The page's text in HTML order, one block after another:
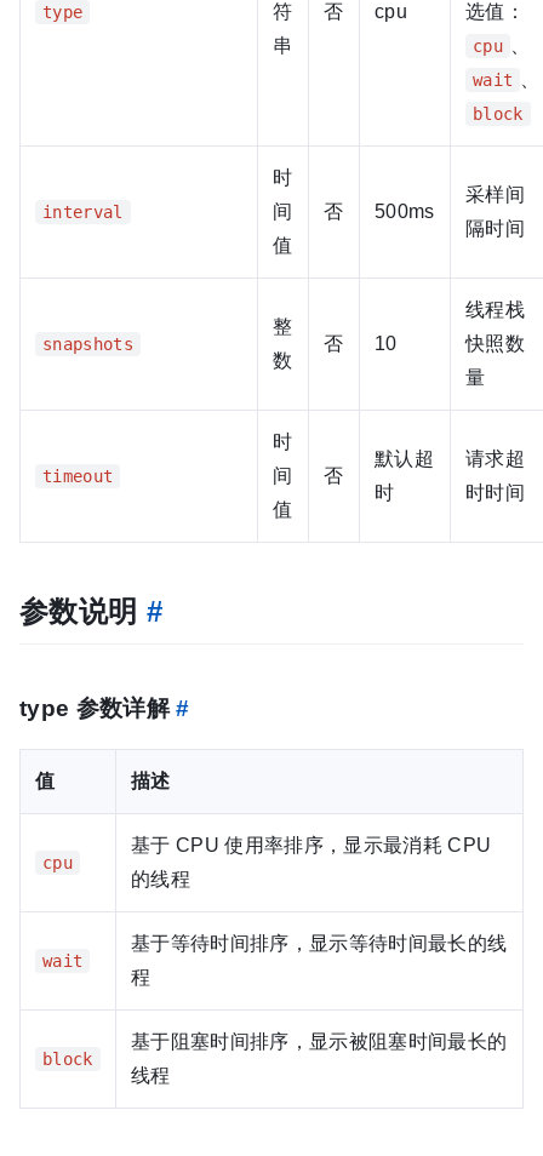
type
符
串
否 cpu
选值：
cpu 、
wait 、
block
interval
时
间
值
否 500ms
采样间
隔时间
snapshots
整
数
否 10
线程栈
快照数
量
timeout
时
间
值
否
默认超
时
请求超
时时间
参数说明 #
type 参数详解#
值 描述
cpu
基于 CPU 使用率排序，显示最消耗 CPU
的线程
wait
基于等待时间排序，显示等待时间最长的线
程
block
基于阻塞时间排序，显示被阻塞时间最长的
线程